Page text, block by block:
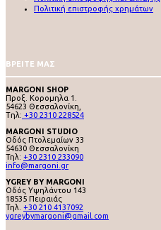
Πολιτική επιστροφής χρημάτων
ΒΡΕΙΤΕ ΜΑΣ
MARGONI SHOP
Προξ. Κορομηλα 1.
54623 Θεσσαλονίκη,
Tηλ: +30 2310 228524
MARGONI STUDIO
Οδός Πτολεμαίων 33
54630 Θεσσαλονίκη
Τηλ: +30 2310 233090
info@margoni.gr
YGREY BY MARGONI
Oδός Υψηλάντου 143
18535 Πειραιάς
Τηλ. +30 210 4137092
ygreybymargoni@gmail.com